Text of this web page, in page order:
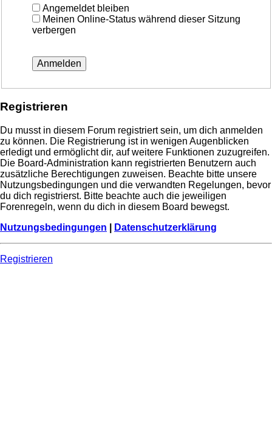
Angemeldet bleiben
Meinen Online-Status während dieser Sitzung
verbergen
Registrieren
Du musst in diesem Forum registriert sein, um dich anmelden
zu können. Die Registrierung ist in wenigen Augenblicken
erledigt und ermöglicht dir, auf weitere Funktionen zuzugreifen.
Die Board-Administration kann registrierten Benutzern auch
zusätzliche Berechtigungen zuweisen. Beachte bitte unsere
Nutzungsbedingungen und die verwandten Regelungen, bevor
du dich registrierst. Bitte beachte auch die jeweiligen
Forenregeln, wenn du dich in diesem Board bewegst.
Nutzungsbedingungen
Datenschutzerklärung
Registrieren